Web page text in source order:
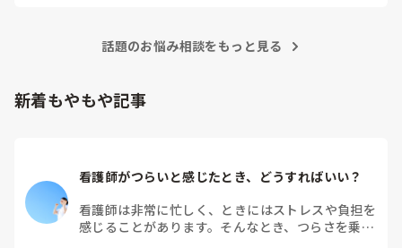
●1日の患者来院数
（白内障、緑内障、硝子体手術etc.）
●1日のOPE件数
ろがほとんどです。
OPEがなければ、看護師が不在でも業務は十分成り立つからで
す。
看護師の主な業務は、
話題のお悩み相談をもっと見る
新着もやもや記事
看護師がつらいと感じたとき、どうすればいい？
看護師は非常に忙しく、ときにはストレスや負担を
感じることがあります。そんなとき、つらさを乗り